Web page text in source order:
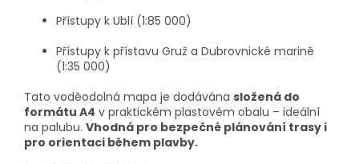
Přístupy k Ublí (1:85 000)
Přístupy k přístavu Gruž a Dubrovnické marině
(1:35 000)
Tato voděodolná mapa je dodávána složená do
formátu A4 v praktickém plastovém obalu – ideální
na palubu. Vhodná pro bezpečné plánování trasy i
pro orientaci během plavby.